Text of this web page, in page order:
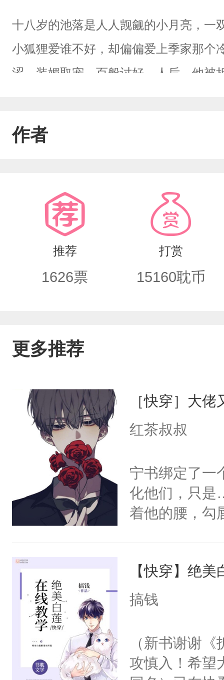
十八岁的池落是人人觊觎的小月亮，一
小狐狸爱谁不好，却偏偏爱上季家那个
涩，装媚取宠，百般讨好。人后，他被
柔宠溺的一面，只是不屑于给他这种
人要接吗，季明轩不耐烦地摁下挂断
剩一地血液，和小狐狸手机上没发出
的找小狐狸，可是怎么都找不到。从
白的脚丫抵着季明轩的肩窝，声线慵
场，先虐后甜爽。小狐狸微万人迷属性
单箭头狂打脸攻】.封面来源于网络，
作者
推荐
1626票
打赏
15160耽币
更多推荐
［快穿］大
红茶叔叔
宁书绑定了一
化他们，只是
着他的腰，勾
来，给老公
用力——为你
【快穿】绝
搞钱
（新书谢谢
攻慎入！希望